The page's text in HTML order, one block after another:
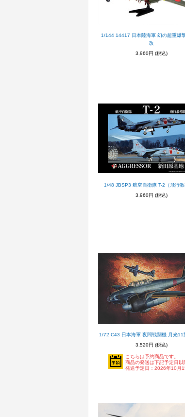
1/144 14417 日本陸海軍 幻の超重爆
改
3,960円 (税込)
1/48 JBSP3 航空自衛隊 T-2（飛行教
3,960円 (税込)
1/72 C43 日本海軍 夜間戦闘機 月光11
3,520円 (税込)
こちらは予約商品です。
商品の発送は下記予定日以
発送予定日：2026年10月